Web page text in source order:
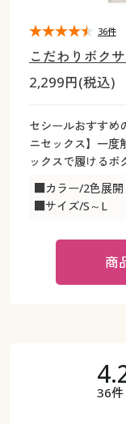
ジュニア・ティーン
大きいサイズ レデ
大きいサイズ レデ
大きいサイズ メン
大きいサイズ 事務・
バーゲンセール
シークレットセール
詳細検索
商品カテゴリ一覧
カタログ・チラ
デジタルカタログ
カタログ無料プ
会員メニュー
大きいサイズ レデ
シークレットセール
商品カテゴリ一覧
カタログ
デジタルカタログ
カタログ無料プレ
こだわりボク
2,299円(税込)
セシールおすすめ
ニセックス】一度
ックスで履けるボ
■カラー/2色展開
■サイズ/S～L
36件
商
36件